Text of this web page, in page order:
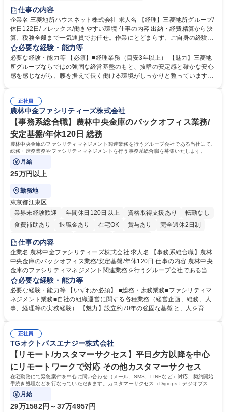
完全週休2日制
仕事の内容
企業名 三菱地所ハウスネット株式会社 求人名 【経理】三菱地所グループ/
休日122日/フレックス/働きやすい環境 仕事の内容 出納・経費精算から決
算、税務全般まで一気通貫でお任せ。作業にとどまらず、ご自身の経験を
活かして主体的にバックオフィスを支えるポジションです。 経理業務全般
をお任せします。 ■出納業務（日々の入出金、経費精算業務） ■管理会
計・税務（月次実績資料作成、四半期決算、税務全般など） 募集職種
【経理】三菱地所グループ/休日122日/フレックス/働きやすい環境
必要な経験・能力等
必要な経験・能力等 【必須】■経理業務（目安3年以上） 【魅力】三菱地
所グループならではの強固な経営基盤のもと、抜群の安定感と確かな安心
感を感じながら、腰を据えて長く働ける環境がしっかりと整っています。
暇の取得はもちろん、日々のプライベートの時間も十分に確保できるよ
う、職場環境が整備されています。 「これまでの経理経験を活かしつつ、
仕事も私生活も両立させたい」という方におすすめです。 学歴・資格 学
歴：大学院 大学 高専 短大 専修学校 高校 語学力： 資格：日商簿記検定3
級
正社員
農林中金ファシリティーズ株式会社
【事務系総合職】農林中央金庫のバックオフィス業務/
安定基盤/年休120日 総務
農林中央金庫のファシリティマネジメント関連業務を行うグループ会社である当社にて、
総務・庶務業務やファシリティマネジメントを行う事務系総合職を募集いたします。
月給
25万円以上
勤務地
東京都江東区
業界未経験歓迎
年間休日120日以上 資格取得支援あり
転勤なし
食費補助あり
退職金あり 在宅OK 賞与あり
完全週休2日制
インセンティブあり
仕事の内容
企業名 農林中金ファシリティーズ株式会社 求人名 【事務系総合職】農林
中央金庫のバックオフィス業務/安定基盤/年休120日 仕事の内容 農林中央
金庫のファシリティマネジメント関連業務を行うグループ会社である当社
にて、総務・庶務業務やファシリティマネジメントを行う事務系総合職を
募集いたします。 ■総務・庶務業務：外部委託先（外注先）や契約書の管
理、総務部門での管理業務、会計管理や決算業務、印刷物等の制作管理等
※親会社である農林中央金庫から受託した総務庶務業務 ■ファシリティマ
関する各種業務（経営企画、総務、人事、経理等） 募集職種 【事務系総
合職】農林中央金庫のバックオフィス業務/安定基盤/年休120日
必要な経験・能力等
必要な経験・能力等 【いずれか必須】 ■総務・庶務業務■ファシリティマ
ネジメント業務■自社の組織運営に関する各種業務（経営企画、総務、人
事、経理等の実務経験） 【魅力】設立約70年の強固な基盤と、人を育て
す。 また、業務がしっかりと基準化されており、中途入社でも質問しやす
く馴染みやすい和やかな社風です。さらに、簿記やファシリティマネジャ
ーなどの資格取得に向けた費用負担や報奨金制度が非常に手厚く、成長で
きる環境です。 学歴・資格 学歴：大学院 大学 高専 短大 語学力： 資格：
日商簿記検定2級
正社員
TGオクトパスエナジー株式会社
【リモート/カスタマーサクセス】平日夕方以降を中心
にリモートワークで対応 その他カスタマーサクセス
在宅勤務にて緊急案件を中心に問い合わせ（メール、SMS、LINEなど）対応、契約開始
手続き処理などを行なっていただきます。カスタマーサクセス（Digiops：デジオプス）
と運用構築の業務となります。
月給
29万1582円～37万4957円